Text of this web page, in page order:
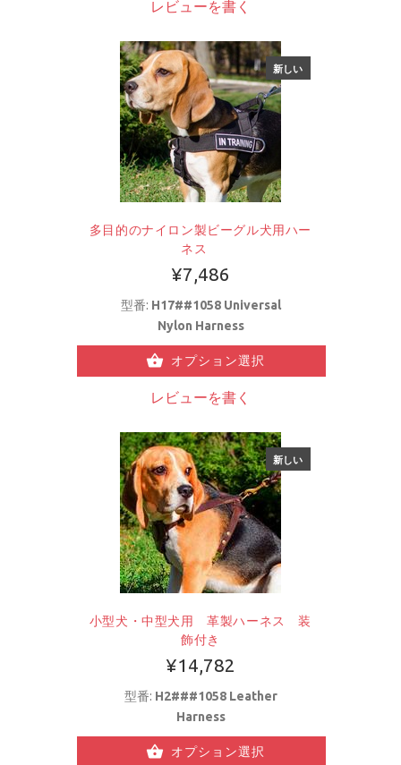
レビューを書く
新しい
多目的のナイロン製ビーグル犬用ハー
ネス
¥7,486
型番: H17##1058 Universal
Nylon Harness
オプション選択
レビューを書く
新しい
小型犬・中型犬用 革製ハーネス 装
飾付き
¥14,782
型番: H2###1058 Leather
Harness
オプション選択